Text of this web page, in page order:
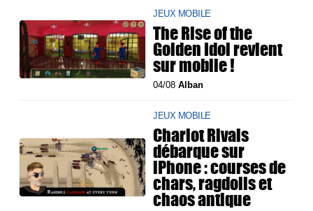
JEUX MOBILE
The Rise of the
Golden Idol revient
sur mobile !
04/08Alban
JEUX MOBILE
Chariot Rivals
débarque sur
iPhone : courses de
chars, ragdolls et
chaos antique